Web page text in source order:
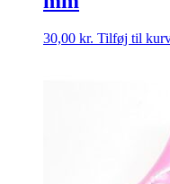
30,00 kr. Tilføj til